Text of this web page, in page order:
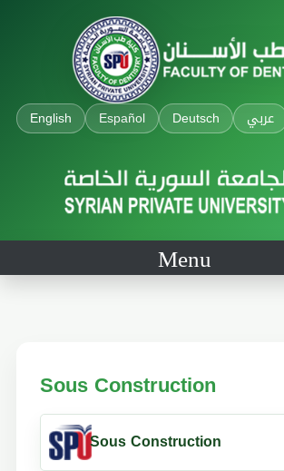
English Español Deutsch عربي
Menu
Sous Construction
Sous Construction